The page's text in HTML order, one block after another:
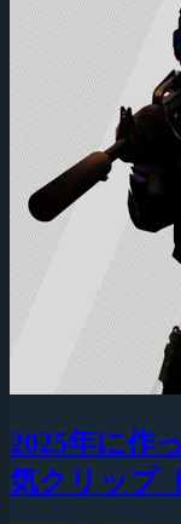
2025年に作
気クリップ